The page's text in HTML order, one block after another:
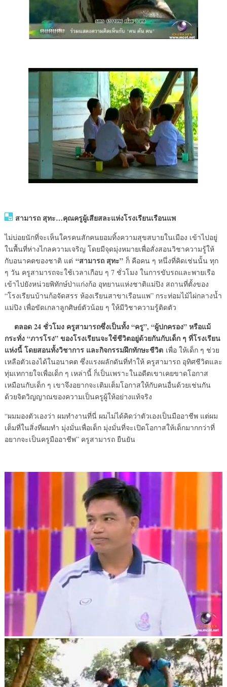
สามารถ สุทะ…คุณครูผู้เสียสละแห่งโรงเรียนเรือนแพ
ไม่บ่อยนักที่จะเห็นใครคนสักคนยอมทิ้งความสุขสบายในเมือง เข้าไปอยู่
ในพื้นที่ห่างไกลความเจริญ โดยมีจุดมุ่งหมายเพื่อสั่งสอนวิชาความรู้ให้
กับอนาคตของชาติ แต่ “สามารถ สุทะ” ก็ คือคน ๆ หนึ่งที่คิดเช่นนั้น ทุก
ๆ วัน ครูสามารถจะใช้เวลาเกือบ ๆ 7 ชั่วโมง ในการขับรถและพายเรือ
เข้าไปยังหน่วยพิทักษ์ป่าแก่งก้อ อุทยานแห่งชาติแม่ปิง สถานที่ตั้งของ
“โรงเรียนบ้านก้อจัดสรร ห้องเรียนสาขาเรือนแพ” กระท่อมไม้ไผ่กลางน้ำ
แม่ปิง เพื่อขัดเกลาลูกศิษย์ตัวน้อย ๆ ให้มีวิชาความรู้ติดตัว
ตลอด 24 ชั่วโมง ครูสามารถซึ่งเป็นทั้ง “ครู”, “ผู้ปกครอง” หรือแม้
กระทั่ง “ภารโรง” ของโรงเรียนจะใช้ชีวิตอยู่ด้วยกันกับเด็ก ๆ ที่โรงเรียน
แห่งนี้ โดยสอนทั้งวิชาการ และกิจกรรมฝึกทักษะชีวิต เพื่อ ให้เด็ก ๆ ช่วย
เหลือตัวเองได้ในอนาคต ซึ่งแรงผลักดันที่ทำให้ ครูสามารถ อุทิศชีวิตและ
ทุ่มเทกายใจเพื่อเด็ก ๆ เหล่านี้ ก็เป็นเพราะในอดีตเขาเคยขาดโอกาส
เหมือนกับเด็ก ๆ เขาจึงอยากจะเติมเต็มโอกาสให้กับคนอื่นด้วยเช่นกัน
ด้วยจิตวิญญาณของความเป็นครูผู้ให้อย่างแท้จริง
“ผมมองตัวเองว่า ผมทำงานที่นี่ ผมไม่ได้คิดว่าตัวเองเป็นมืออาชีพ แต่ผม
เต็มที่ในสิ่งที่ผมทำ มุ่งมั่นเพื่อเด็ก มุ่งมั่นที่จะเปิดโอกาสให้เด็กมากกว่าที่
อยากจะเป็นครูมืออาชีพ” ครูสามารถ ยืนยัน